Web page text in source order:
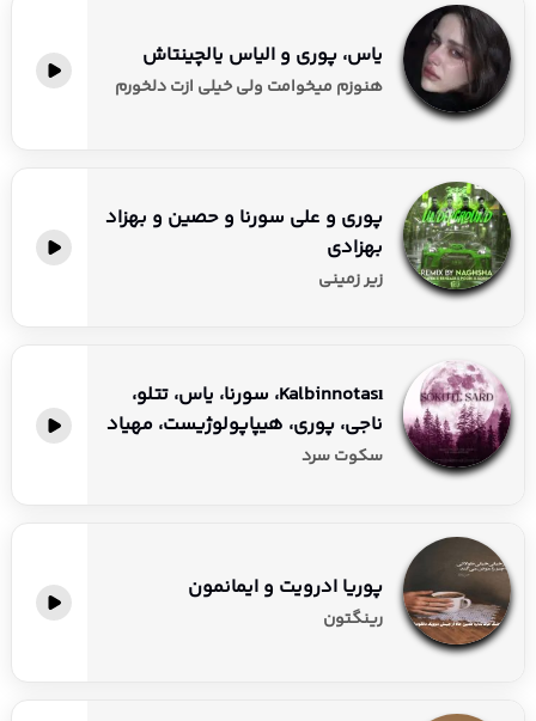
یاس، پوری و الیاس یالچینتاش
هنوزم میخوامت ولی خیلی ازت دلخورم
پوری و علی سورنا و حصین و بهزاد
بهزادی
زیر زمینی
Kalbinnotası، سورنا، یاس، تتلو،
ناجی، پوری، هیپاپولوژیست، مهیاد
سکوت سرد
پوریا ادرویت و ایمانمون
رینگتون